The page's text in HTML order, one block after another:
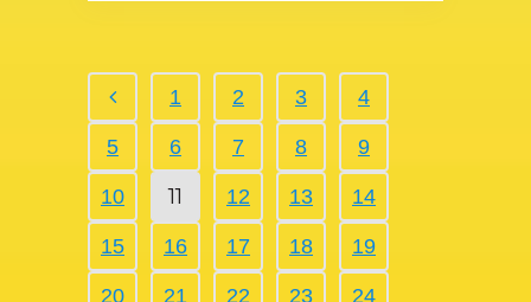
1 2 3 4
5 6 7 8 9
10 11 12 13 14
15 16 17 18 19
20 21 22 23 24